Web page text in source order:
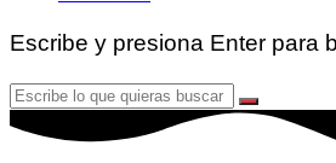
Escribe y presiona Enter para